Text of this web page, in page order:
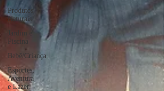
Produtos
Naturais
Jardim e
Piscina
Bebê/Criança
Esportes,
Aventura
e Lazer